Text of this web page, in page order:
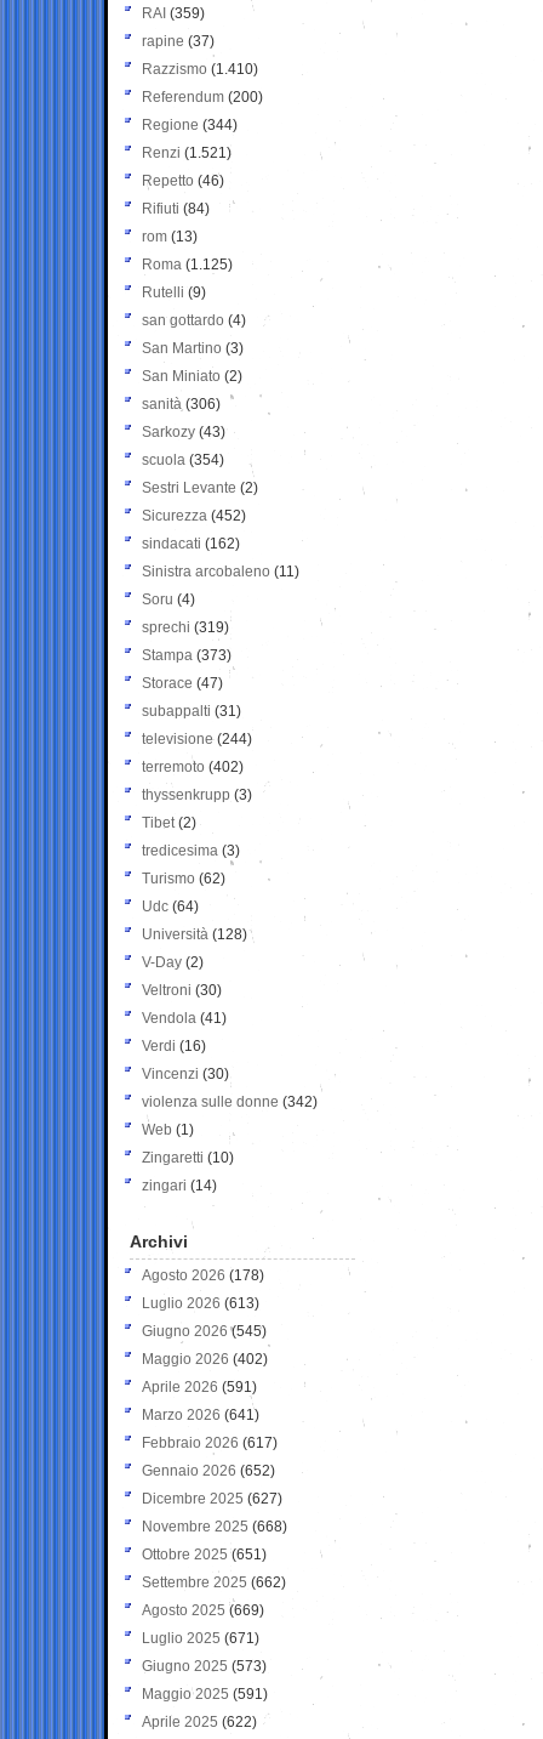
RAI (359)
rapine (37)
Razzismo (1.410)
Referendum (200)
Regione (344)
Renzi (1.521)
Repetto (46)
Rifiuti (84)
rom (13)
Roma (1.125)
Rutelli (9)
san gottardo (4)
San Martino (3)
San Miniato (2)
sanità (306)
Sarkozy (43)
scuola (354)
Sestri Levante (2)
Sicurezza (452)
sindacati (162)
Sinistra arcobaleno (11)
Soru (4)
sprechi (319)
Stampa (373)
Storace (47)
subappalti (31)
televisione(244)
terremoto (402)
thyssenkrupp (3)
Tibet(2)
tredicesima (3)
Turismo (62)
Udc (64)
Università (128)
V-Day (2)
Veltroni (30)
Vendola (41)
Verdi (16)
Vincenzi (30)
violenza sulle donne (342)
Web (1)
Zingaretti (10)
zingari (14)
Archivi
Agosto 2026 (178)
Luglio 2026 (613)
Giugno 2026 (545)
Maggio 2026 (402)
Aprile 2026 (591)
Marzo 2026 (641)
Febbraio 2026 (617)
Gennaio 2026 (652)
Dicembre 2025 (627)
Novembre 2025 (668)
Ottobre 2025 (651)
Settembre 2025 (662)
Agosto 2025 (669)
Luglio 2025 (671)
Giugno 2025 (573)
Maggio 2025 (591)
Aprile 2025 (622)